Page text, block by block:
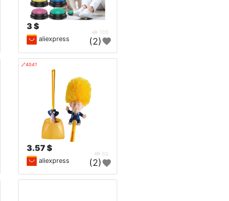
3 $
188
aliexpress (2)
🔗404?
3.57 $
68
aliexpress (2)